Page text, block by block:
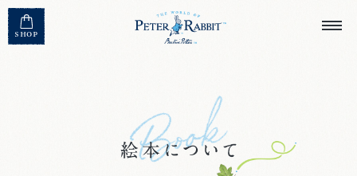
SHOP
MENU CLOSE